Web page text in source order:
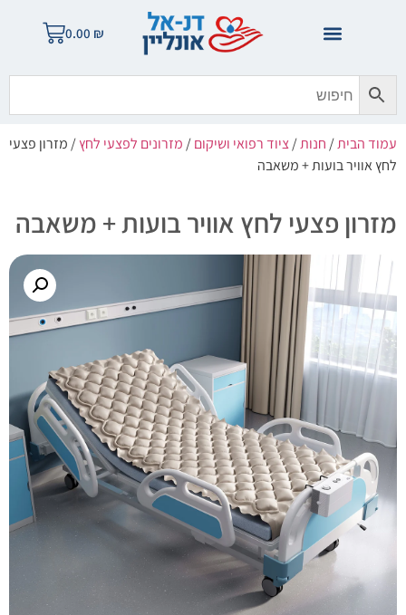
0.00 ₪
עמוד הבית/חנות/ציוד רפואי ושיקום/מזרונים לפצעי לחץ/ מזרון פצעי
לחץ אוויר בועות + משאבה
מזרון פצעי לחץ אוויר בועות + משאבה